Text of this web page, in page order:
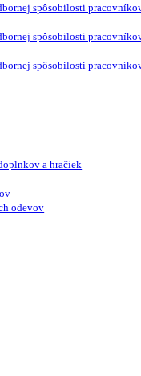
spôsobilosti
spôsobilosti
spôsobilosti
a hračiek
odevov